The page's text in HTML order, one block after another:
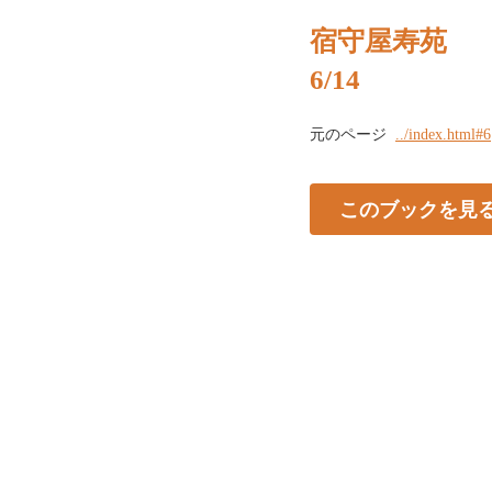
宿守屋寿苑
6/14
元のページ ../index.html#6
このブックを見